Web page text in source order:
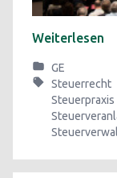
Weiterlesen
GE
Steuerrecht
Steuerpraxis